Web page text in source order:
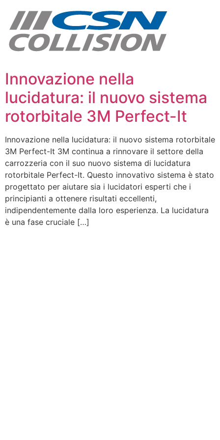
contenuto
Innovazione nella
lucidatura: il nuovo sistema
rotorbitale 3M Perfect-It
Innovazione nella lucidatura: il nuovo sistema rotorbitale
3M Perfect-It 3M continua a rinnovare il settore della
carrozzeria con il suo nuovo sistema di lucidatura
rotorbitale Perfect-It. Questo innovativo sistema è stato
progettato per aiutare sia i lucidatori esperti che i
principianti a ottenere risultati eccellenti,
indipendentemente dalla loro esperienza. La lucidatura
è una fase cruciale […]